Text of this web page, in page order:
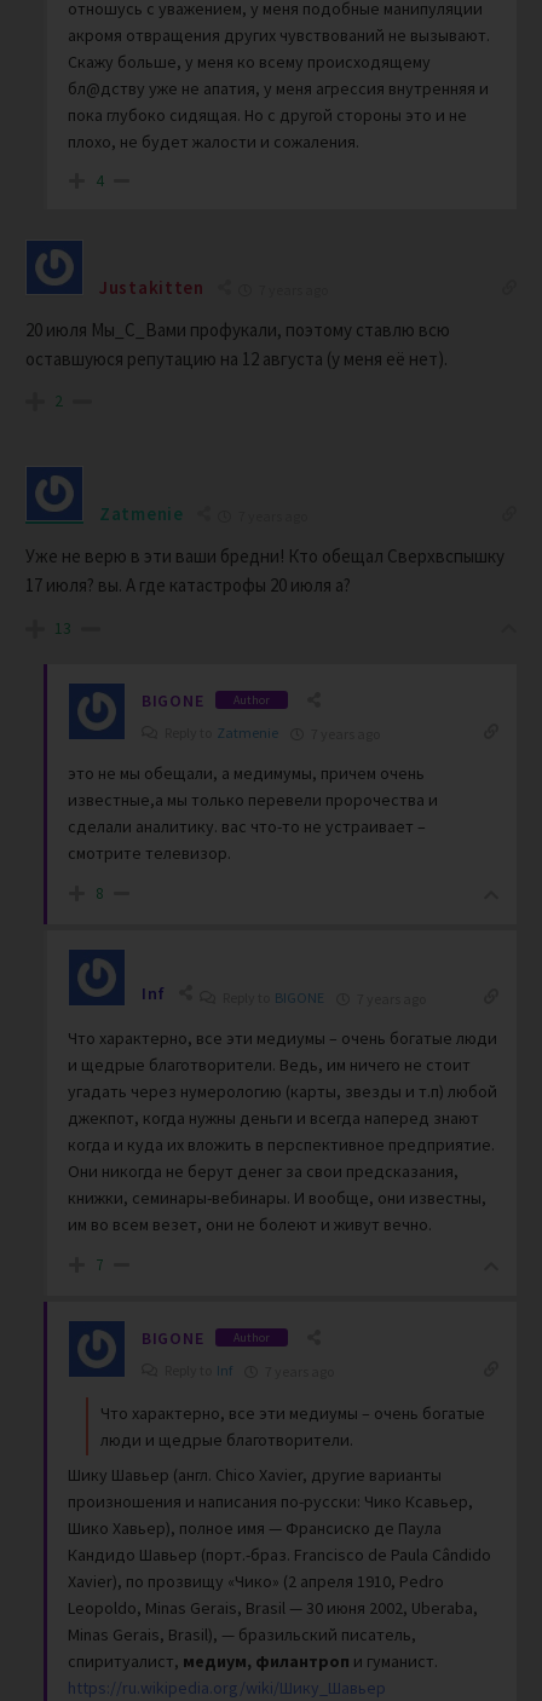
отношусь с уважением, у меня подобные манипуляции
акромя отвращения других чувствований не вызывают.
Скажу больше, у меня ко всему происходящему
бл@дству уже не апатия, у меня агрессия внутренняя и
пока глубоко сидящая. Но с другой стороны это и не
плохо, не будет жалости и сожаления.
4
Justakitten
20 июля Мы_С_Вами профукали, поэтому ставлю всю
оставшуюся репутацию на 12 августа (у меня её нет).
2
Zatmenie
Уже не верю в эти ваши бредни! Кто обещал Сверхвспышку
17 июля? вы. А где катастрофы 20 июля а?
13
BIGONE Author
Zatmenie
это не мы обещали, а медимумы, причем очень
известные,а мы только перевели пророчества и
сделали аналитику. вас что-то не устраивает –
смотрите телевизор.
8
Inf BIGONE
Что характерно, все эти медиумы – очень богатые люди
и щедрые благотворители. Ведь, им ничего не стоит
угадать через нумерологию (карты, звезды и т.п) любой
джекпот, когда нужны деньги и всегда наперед знают
когда и куда их вложить в перспективное предприятие.
Они никогда не берут денег за свои предсказания,
книжки, семинары-вебинары. И вообще, они известны,
им во всем везет, они не болеют и живут вечно.
7
BIGONE Author
Inf
Что характерно, все эти медиумы – очень богатые
люди и щедрые благотворители.
Шику Шавьер (англ. Chico Xavier, другие варианты
произношения и написания по-русски: Чико Ксавьер,
Шико Хавьер), полное имя — Франсиско де Паула
Кандидо Шавьер (порт.-браз. Francisco de Paula Cândido
Xavier), по прозвищу «Чико» (2 апреля 1910, Pedro
Leopoldo, Minas Gerais, Brasil — 30 июня 2002, Uberaba,
Minas Gerais, Brasil), — бразильский писатель,
спиритуалист, медиум, филантроп и гуманист.
https://ru.wikipedia.org/wiki/Шику_Шавьер